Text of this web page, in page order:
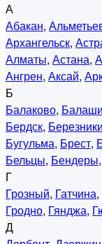
А
Абакан,
Архангельск,
Алматы, Астана,
Ангрен, Аксай,
Б
Балаково,
Бердск, Березники
Бугульма, Брест,
Бельцы, Бендеры,
Г
Грозный, Гатчина,
Гродно, Гянджа,
Д